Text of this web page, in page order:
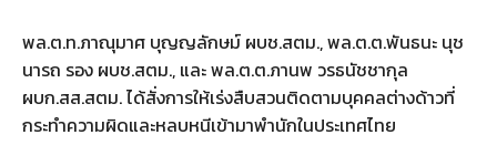
พล.ต.ท.ภาณุมาศ บุญญลักษม์ ผบช.สตม., พล.ต.ต.พันธนะ นุช
นารถ รอง ผบช.สตม., และ พล.ต.ต.ภานพ วรธนัชชากุล
ผบก.สส.สตม. ได้สั่งการให้เร่งสืบสวนติดตามบุคคลต่างด้าวที่
กระทำความผิดและหลบหนีเข้ามาพำนักในประเทศไทย